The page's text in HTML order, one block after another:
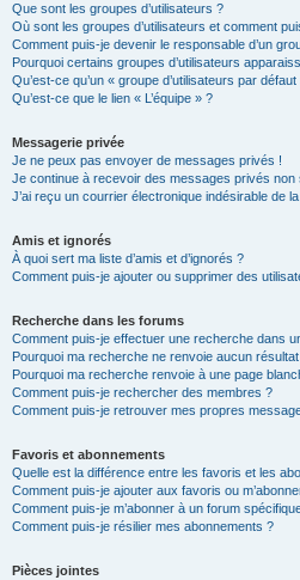
Que sont les groupes d’utilisateurs ?
Où sont les groupes d’utilisateurs et comment
Comment puis-je devenir le responsable d’un
Pourquoi certains groupes d’utilisateurs
Qu’est-ce qu’un « groupe d’utilisateurs par défaut
Qu’est-ce que le lien « L’équipe » ?
Messagerie privée
Je ne peux pas envoyer de messages privés !
Je continue à recevoir des messages privés non
J’ai reçu un courrier électronique indésirable de
Amis et ignorés
À quoi sert ma liste d’amis et d’ignorés ?
Comment puis-je ajouter ou supprimer des
Recherche dans les forums
Comment puis-je effectuer une recherche dans
Pourquoi ma recherche ne renvoie aucun
Pourquoi ma recherche renvoie à une page
Comment puis-je rechercher des membres ?
Comment puis-je retrouver mes propres
Favoris et abonnements
Quelle est la différence entre les favoris et les
Comment puis-je ajouter aux favoris ou
Comment puis-je m’abonner à un forum
Comment puis-je résilier mes abonnements ?
Pièces jointes